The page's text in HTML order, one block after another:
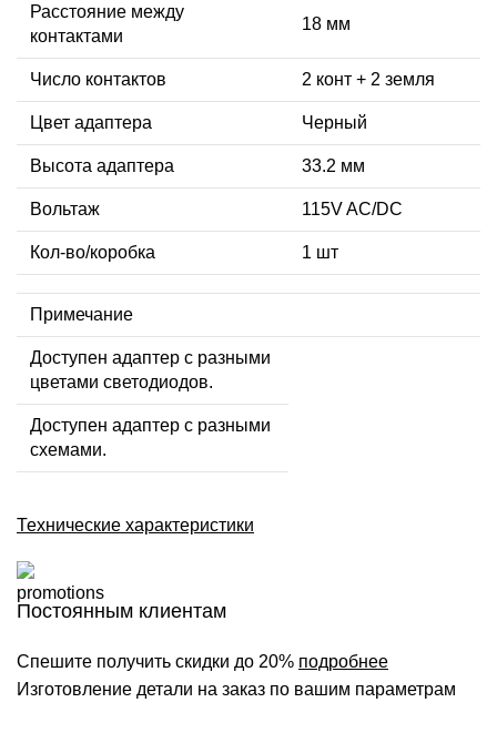
Расстояние между
контактами
18 мм
Число контактов 2 конт + 2 земля
Цвет адаптера Черный
Высота адаптера 33.2 мм
Вольтаж 115V AC/DC
Кол-во/коробка 1 шт
Примечание
Доступен адаптер с разными
цветами светодиодов.
Доступен адаптер с разными
схемами.
Технические характеристики
Постоянным клиентам
Спешите получить скидки до 20% подробнее
Изготовление детали на заказ по вашим параметрам